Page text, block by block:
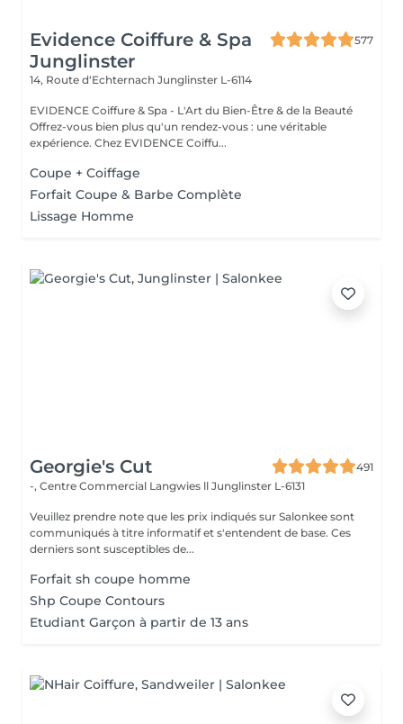
Evidence Coiffure & Spa
Junglinster
577
14, Route d‘Echternach Junglinster L-6114
EVIDENCE Coiffure & Spa - L'Art du Bien-Être & de la Beauté
Offrez-vous bien plus qu'un rendez-vous : une véritable
expérience. Chez EVIDENCE Coiffu...
Coupe + Coiffage
Forfait Coupe & Barbe Complète
Lissage Homme
Georgie's Cut
491
-, Centre Commercial Langwies ll Junglinster L-6131
Veuillez prendre note que les prix indiqués sur Salonkee sont
communiqués à titre informatif et s'entendent de base. Ces
derniers sont susceptibles de...
Forfait sh coupe homme
Shp Coupe Contours
Etudiant Garçon à partir de 13 ans